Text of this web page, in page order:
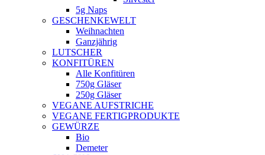
5g Naps
GESCHENKEWELT
Weihnachten
Ganzjährig
LUTSCHER
KONFITÜREN
Alle Konfitüren
750g Gläser
250g Gläser
VEGANE AUFSTRICHE
VEGANE FERTIGPRODUKTE
GEWÜRZE
Bio
Demeter